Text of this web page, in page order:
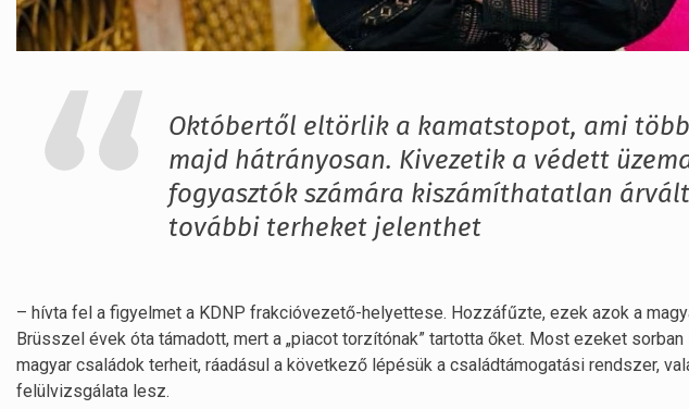
Októbertől eltörlik a kamatstopot, ami
majd hátrányosan. Kivezetik a védett
fogyasztók számára kiszámíthatatlan
további terheket jelenthet
– hívta fel a figyelmet a KDNP frakcióvezető-helyettese. Hozzáfűzte, ezek azok a
Brüsszel évek óta támadott, mert a „piacot torzítónak” tartotta őket. Most ezeket
magyar családok terheit, ráadásul a következő lépésük a családtámogatási rendszer,
felülvizsgálata lesz.